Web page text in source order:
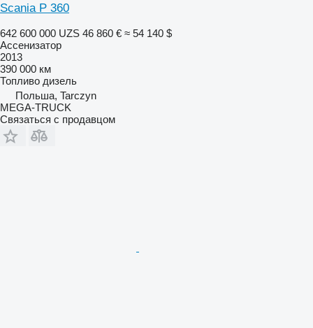
Scania P 360
642 600 000 UZS 46 860 € ≈ 54 140 $
Ассенизатор
2013
390 000 км
Топливо дизель
Польша, Tarczyn
MEGA-TRUCK
Связаться с продавцом